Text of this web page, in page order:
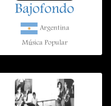
Bajofondo
Argentina
Música Popular